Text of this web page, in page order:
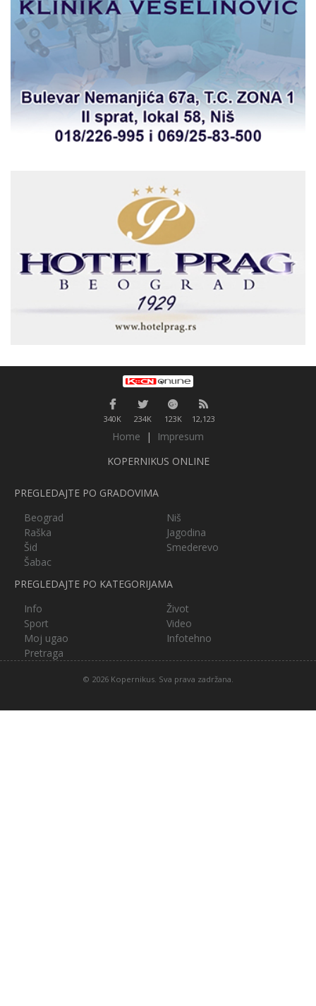
340K 234K 123K 12,123
Home |
Impresum
KOPERNIKUS ONLINE
PREGLEDAJTE PO GRADOVIMA
Beograd
Niš
Raška
Jagodina
Šid
Smederevo
Šabac
PREGLEDAJTE PO KATEGORIJAMA
Info
Život
Sport
Video
Moj ugao
Infotehno
Pretraga
© 2026 Kopernikus. Sva prava zadržana.